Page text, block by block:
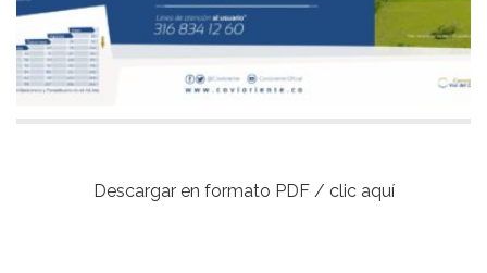
Descargar en formato PDF / clic aquí